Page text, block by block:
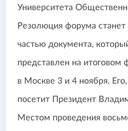
Университета
Резолюция форума станет
частью документа,
представлен на итоговом
в Москве 3 и 4 ноября.
посетит Президент
Местом проведения